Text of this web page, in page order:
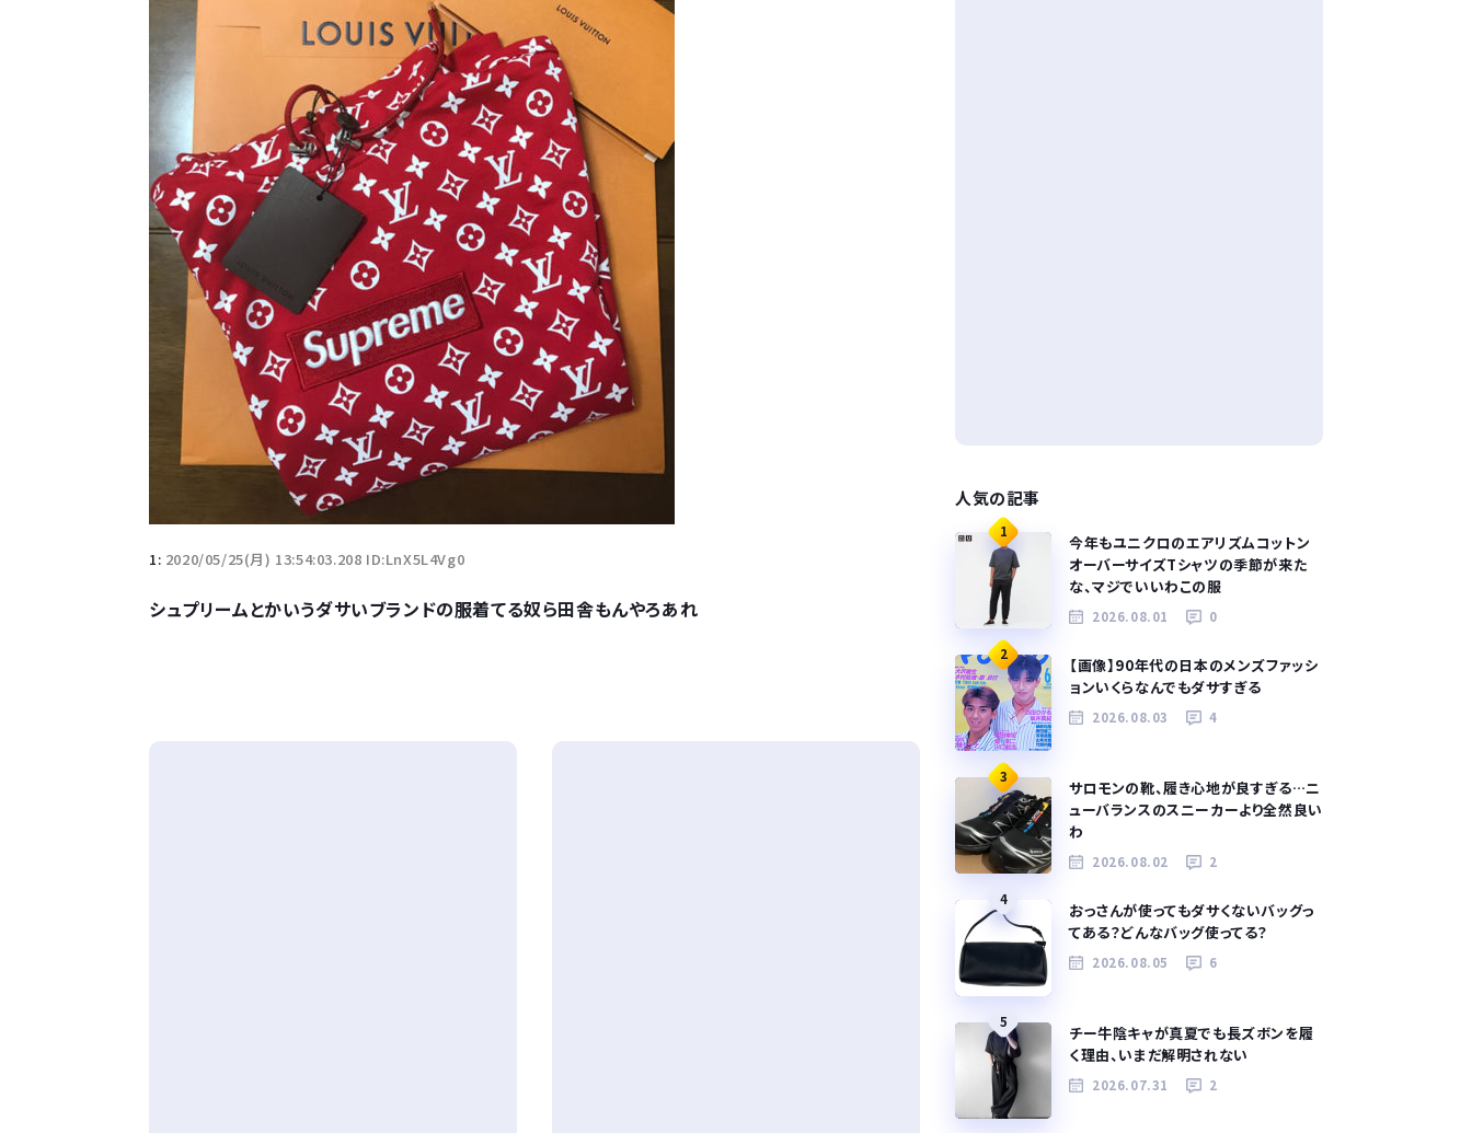
1: 2020/05/25(月) 13:54:03.208 ID:LnX5L4Vg0
シュプリームとかいうダサいブランドの服着てる奴ら田舎もんやろあれ
人気の記事
1
今年もユニクロのエアリズムコットン
オーバーサイズTシャツの季節が来た
な、マジでいいわこの服
2026.08.01 0
2
【画像】90年代の日本のメンズファッシ
ョンいくらなんでもダサすぎる
2026.08.03 4
3
サロモンの靴、履き心地が良すぎる…ニ
ューバランスのスニーカーより全然良い
わ
2026.08.02 2
4
おっさんが使ってもダサくないバッグっ
てある？どんなバッグ使ってる？
2026.08.05 6
5
チー牛陰キャが真夏でも長ズボンを履
く理由、いまだ解明されない
2026.07.31 2